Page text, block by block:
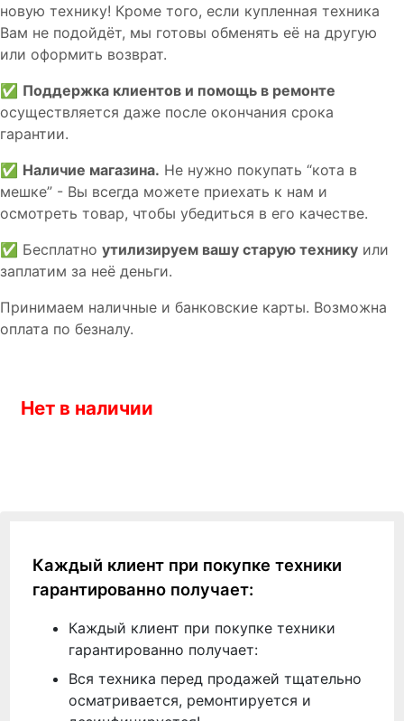
новую технику! Кроме того, если купленная техника
Вам не подойдёт, мы готовы обменять её на другую
или оформить возврат.
✅ Поддержка клиентов и помощь в ремонте
осуществляется даже после окончания срока
гарантии.
✅ Наличие магазина. Не нужно покупать “кота в
мешке” - Вы всегда можете приехать к нам и
осмотреть товар, чтобы убедиться в его качестве.
✅ Бесплатно утилизируем вашу старую технику или
заплатим за неё деньги.
Принимаем наличные и банковские карты. Возможна
оплата по безналу.
Нет в наличии
Каждый клиент при покупке техники
гарантированно получает:
Каждый клиент при покупке техники
гарантированно получает:
Вся техника перед продажей тщательно
осматривается, ремонтируется и